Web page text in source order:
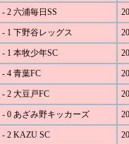
2 六浦毎日SS
- 1 下野谷レッグス
1 本牧少年SC
4 青葉FC
- 2 大豆戸FC
- 0 あざみ野キッカーズ
- 2 KAZU SC